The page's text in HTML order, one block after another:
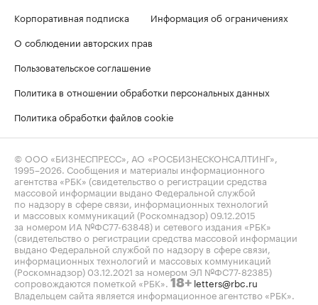
Корпоративная подписка
Информация об ограничениях
О соблюдении авторских прав
Пользовательское соглашение
Политика в отношении обработки персональных данных
Политика обработки файлов cookie
© ООО «БИЗНЕСПРЕСС», АО «РОСБИЗНЕСКОНСАЛТИНГ»,
1995–2026 . Сообщения и материалы информационного
агентства «РБК» (свидетельство о регистрации средства
массовой информации выдано Федеральной службой
по надзору в сфере связи, информационных технологий
и массовых коммуникаций (Роскомнадзор) 09.12.2015
за номером ИА №ФС77-63848) и сетевого издания «РБК»
(свидетельство о регистрации средства массовой информации
выдано Федеральной службой по надзору в сфере связи,
информационных технологий и массовых коммуникаций
(Роскомнадзор) 03.12.2021 за номером ЭЛ №ФС77-82385)
сопровождаются пометкой «РБК». 18+ letters@rbc.ru
Владельцем сайта является информационное агентство «РБК».